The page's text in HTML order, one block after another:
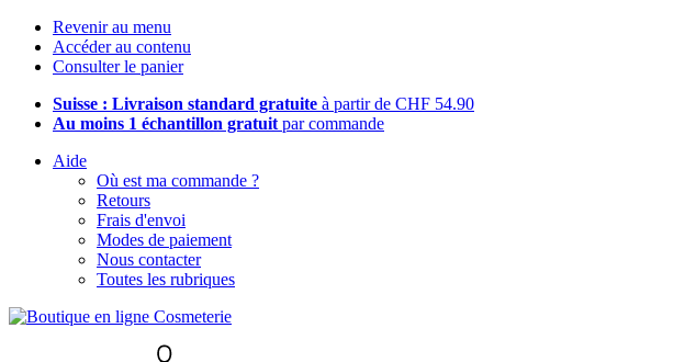
Revenir au menu
Accéder au contenu
Consulter le panier
Suisse : Livraison standard gratuite à partir de CHF 54.90
Au moins 1 échantillon gratuit par commande
Aide
Où est ma commande ?
Retours
Frais d'envoi
Modes de paiement
Nous contacter
Toutes les rubriques